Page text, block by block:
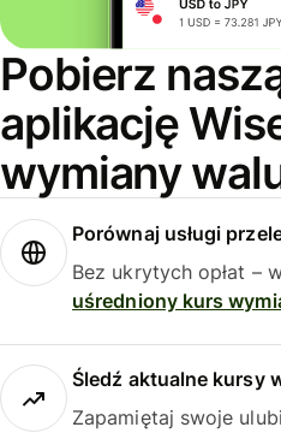
Pobierz
aplikację
wymiany
Porównaj usługi
Bez ukrytych opłat –
uśredniony kurs
Śledź aktualne kursy
Zapamiętaj swoje